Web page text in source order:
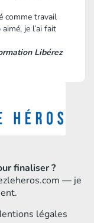
comme travail
je l’ai fait
Libérez
finaliser ?
— je
légales